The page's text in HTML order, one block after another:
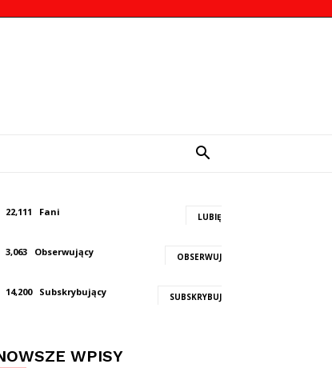
22,111 Fani LUBIĘ
3,063 Obserwujący OBSERWUJ
14,200 Subskrybujący SUBSKRYBUJ
WPISY